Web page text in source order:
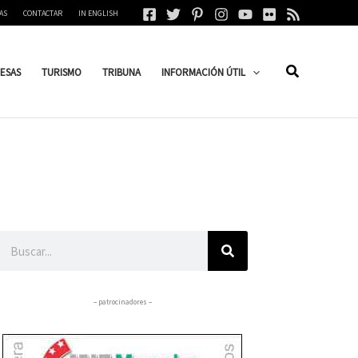
CONTACTAR IN ENGLISH
TURISMO TRIBUNA INFORMACIÓN ÚTIL
– patrocinadores –